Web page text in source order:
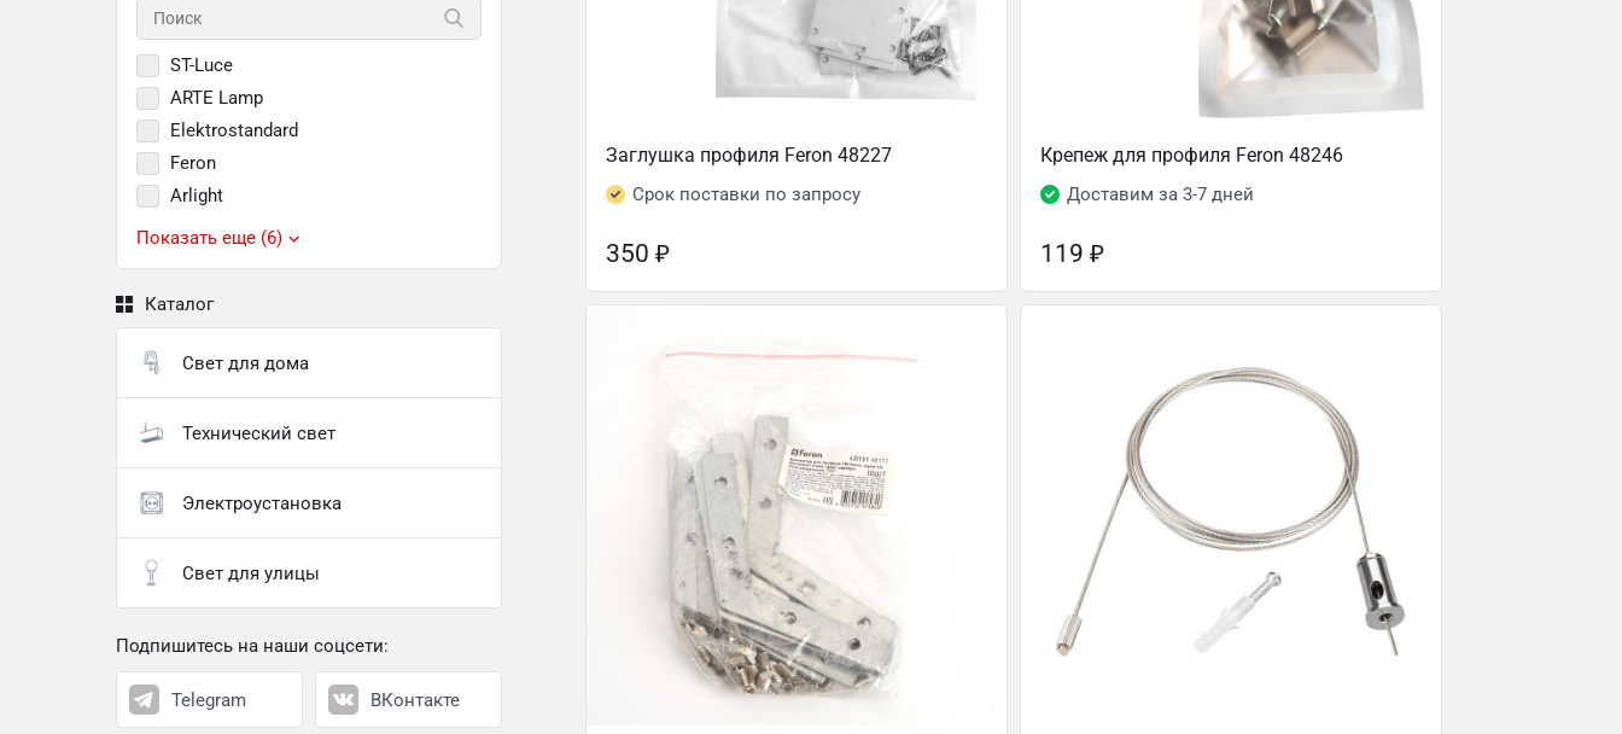
ST-Luce
ARTE Lamp
Elektrostandard
Feron
Arlight
Показать еще (6)
Каталог
Свет для дома
Технический свет
Электроустановка
Свет для улицы
Подпишитесь на наши соцсети:
Telegram ВКонтакте
Заглушка профиля Feron 48227
Срок поставки по запросу
350 ₽
Крепеж для профиля Feron 48246
Доставим за 3-7 дней
119 ₽